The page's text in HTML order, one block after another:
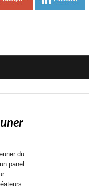
du
panel